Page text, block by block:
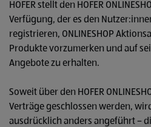
HOFER stellt den HOFER
Verfügung, der es den
registrieren, ONLINESHOP
Produkte vorzumerken und auf
Angebote zu erhalten.
Soweit über den HOFER
Verträge geschlossen werden,
ausdrücklich anders angeführt –